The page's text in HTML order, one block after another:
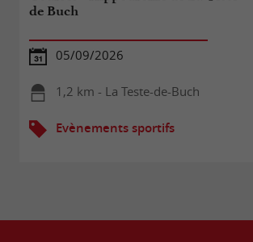
de Buch
05/09/2026
1,2 km - La Teste-de-Buch
Evènements sportifs